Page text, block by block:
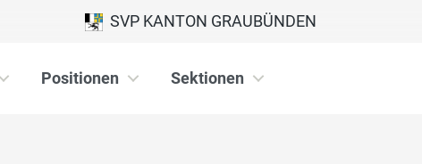
SVP KANTON GRAUBÜNDEN
Positionen Sektionen